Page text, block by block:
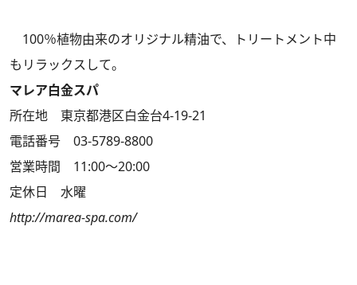
100％植物由来のオリジナル精油で、トリートメント中
もリラックスして。
マレア白金スパ
所在地 東京都港区白金台4-19-21
電話番号 03-5789-8800
営業時間 11:00～20:00
定休日 水曜
http://marea-spa.com/